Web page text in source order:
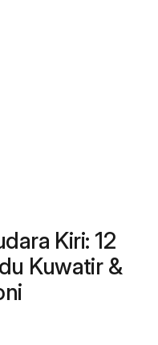
Kiri: 12
Kuwatir &